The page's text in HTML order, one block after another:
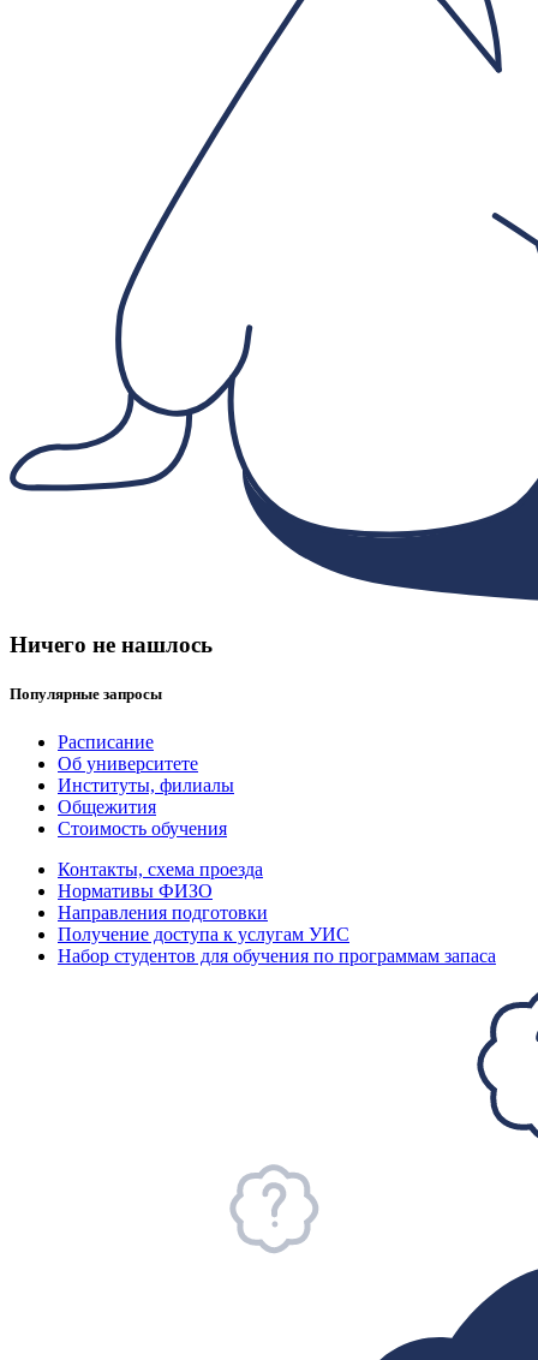
Ничего не нашлось
Популярные запросы
Расписание
Об университете
Институты, филиалы
Общежития
Стоимость обучения
Контакты, схема проезда
Нормативы ФИЗО
Направления подготовки
Получение доступа к услугам УИС
Набор студентов для обучения по программам запаса